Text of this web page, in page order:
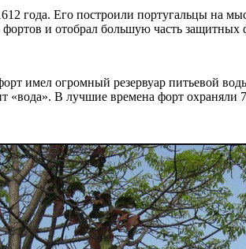
года. Его построили португальцы на
и отобрал большую часть защитных
имел огромный резервуар питьевой
«вода». В лучшие времена форт охраняли